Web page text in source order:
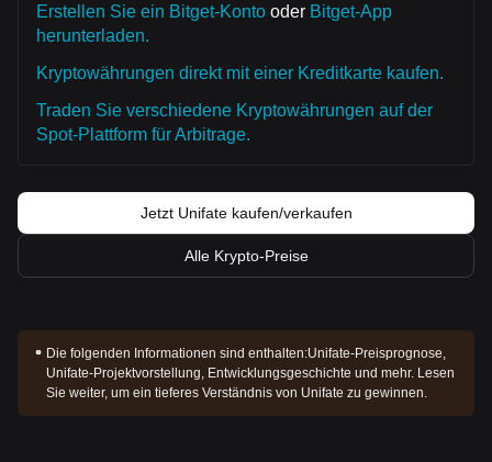
Erstellen Sie ein Bitget-Konto oder Bitget-App
herunterladen.
Kryptowährungen direkt mit einer Kreditkarte kaufen.
Traden Sie verschiedene Kryptowährungen auf der
Spot-Plattform für Arbitrage.
Jetzt Unifate kaufen/verkaufen
Alle Krypto-Preise
Die folgenden Informationen sind enthalten:Unifate-Preisprognose,
Unifate-Projektvorstellung, Entwicklungsgeschichte und mehr. Lesen
Sie weiter, um ein tieferes Verständnis von Unifate zu gewinnen.